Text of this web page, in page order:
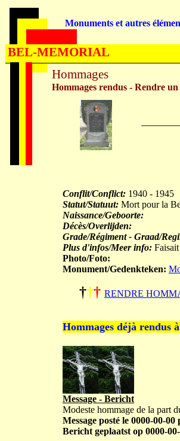
Conflit/Conflict: 1940 - 1945
Statut/Statuut: Mort pour la
Naissance/Geboorte:
Décès/Overlijden:
Grade/Régiment - Graad/
Plus d'infos/Meer info:
Photo/Foto:
Monument/Gedenkteken:
††† RENDRE
Hommages déjà rendus
Message - Bericht
Modeste hommage de la part
Message posté le 0000-00-
Bericht geplaatst op 0000-
Hommages
Hommages rendus - Rendre
Monuments et autres
BEL-MEMORIAL